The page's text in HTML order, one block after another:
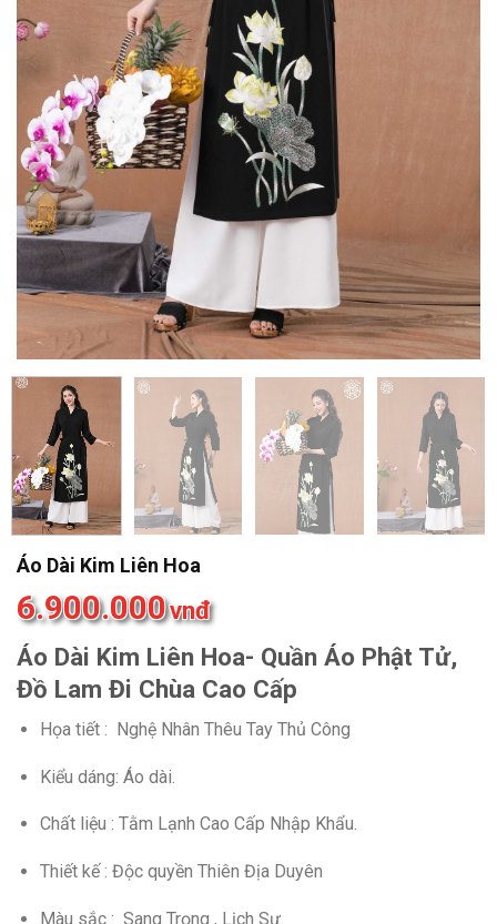
Áo Dài Kim Liên Hoa
6.900.000vnđ
Áo Dài Kim Liên Hoa- Quần Áo Phật Tử,
Đồ Lam Đi Chùa Cao Cấp
Họa tiết : Nghệ Nhân Thêu Tay Thủ Công
Kiểu dáng: Áo dài.
Chất liệu : Tằm Lạnh Cao Cấp Nhập Khẩu.
Thiết kế : Độc quyền Thiên Địa Duyên
Màu sắc : Sang Trọng , Lịch Sự.